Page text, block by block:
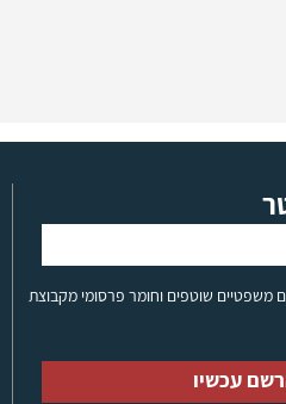
משפטיים שוטפים וחומר פרסומי מקבוצת
עכשיו